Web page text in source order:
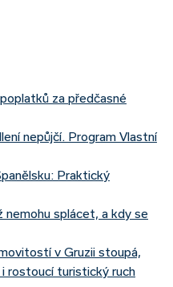
za předčasné
nepůjčí. Program Vlastní
Praktický
nemohu splácet, a kdy se
v Gruzii stoupá,
i rostoucí turistický ruch